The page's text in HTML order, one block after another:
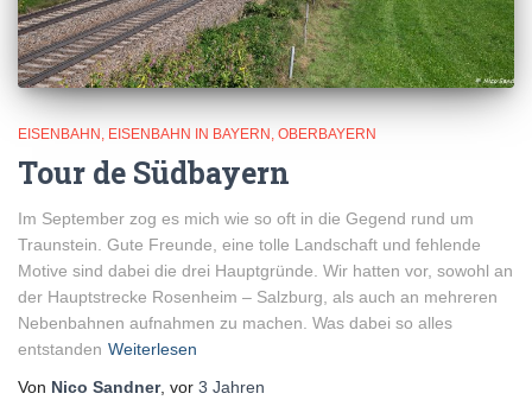
EISENBAHN EISENBAHN IN BAYERN OBERBAYERN
Tour de Südbayern
Im September zog es mich wie so oft in die Gegend rund um
Traunstein. Gute Freunde, eine tolle Landschaft und fehlende
Motive sind dabei die drei Hauptgründe. Wir hatten vor, sowohl an
der Hauptstrecke Rosenheim – Salzburg, als auch an mehreren
Nebenbahnen aufnahmen zu machen. Was dabei so alles
entstanden Weiterlesen
Von Nico Sandner, vor 3 Jahren